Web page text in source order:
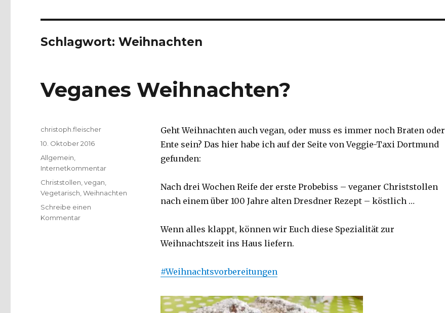
Schlagwort:Weihnachten
Veganes Weihnachten?
Geht Weihnachten auch vegan, oder muss es immer noch Braten oder
Ente sein? Das hier habe ich auf der Seite von Veggie-Taxi Dortmund
gefunden:
Nach drei Wochen Reife der erste Probebiss – veganer Christstollen
nach einem über 100 Jahre alten Dresdner Rezept – köstlich …
Wenn alles klappt, können wir Euch diese Spezialität zur
Weihnachtszeit ins Haus liefern.
#Weihnachtsvorbereitungen
Autor
christoph.fleischer
Veröffentlicht
am
10. Oktober 2016
Kategorien
Allgemein
Internetkommentar
Schlagwörter
Christstollen ,vegan
Vegetarisch ,Weihnachten
Schreibe einen
Kommentarzu